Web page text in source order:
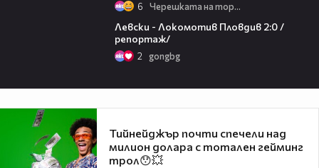
6 Черешката на тортата
Левски - Локомотив Пловдив 2:0 /
репортаж/
2 gongbg
Тийнейджър почти спечели над
милион долара с тотален гейминг
трол😯💥